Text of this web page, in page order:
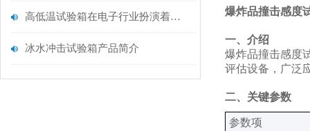
高低温试验箱在电子行业扮演着关键的角色
冰水冲击试验箱产品简介
爆炸品撞击感度
‌一、介绍
爆炸品撞击感度
评估设备，广泛
‌二、关键参数
‌参数项‌